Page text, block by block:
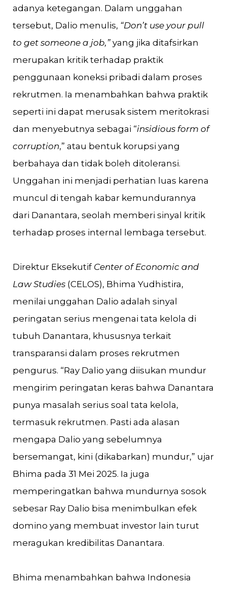
adanya ketegangan. Dalam unggahan
tersebut, Dalio menulis, “Don’t use your pull
to get someone a job,” yang jika ditafsirkan
merupakan kritik terhadap praktik
penggunaan koneksi pribadi dalam proses
rekrutmen. Ia menambahkan bahwa praktik
seperti ini dapat merusak sistem meritokrasi
dan menyebutnya sebagai “insidious form of
corruption,” atau bentuk korupsi yang
berbahaya dan tidak boleh ditoleransi.
Unggahan ini menjadi perhatian luas karena
muncul di tengah kabar kemundurannya
dari Danantara, seolah memberi sinyal kritik
terhadap proses internal lembaga tersebut.
Direktur Eksekutif Center of Economic and
Law Studies (CELOS), Bhima Yudhistira,
menilai unggahan Dalio adalah sinyal
peringatan serius mengenai tata kelola di
tubuh Danantara, khususnya terkait
transparansi dalam proses rekrutmen
pengurus. “Ray Dalio yang diisukan mundur
mengirim peringatan keras bahwa Danantara
punya masalah serius soal tata kelola,
termasuk rekrutmen. Pasti ada alasan
mengapa Dalio yang sebelumnya
bersemangat, kini (dikabarkan) mundur,” ujar
Bhima pada 31 Mei 2025. Ia juga
memperingatkan bahwa mundurnya sosok
sebesar Ray Dalio bisa menimbulkan efek
domino yang membuat investor lain turut
meragukan kredibilitas Danantara.
Bhima menambahkan bahwa Indonesia